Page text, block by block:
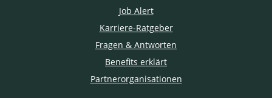
Job Alert
Karriere-Ratgeber
Fragen & Antworten
Benefits erklärt
Partnerorganisationen